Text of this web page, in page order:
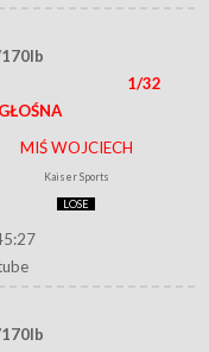
1/32
MIŚ WOJCIECH
Kaiser Sports
LOSE